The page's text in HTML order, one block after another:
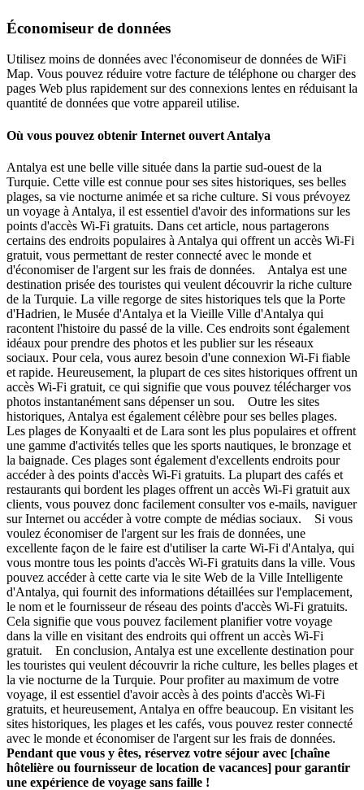
Économiseur de données
Utilisez moins de données avec l'économiseur de données de WiFi
Map. Vous pouvez réduire votre facture de téléphone ou charger des
pages Web plus rapidement sur des connexions lentes en réduisant la
quantité de données que votre appareil utilise.
Où vous pouvez obtenir Internet ouvert Antalya
Antalya est une belle ville située dans la partie sud-ouest de la
Turquie. Cette ville est connue pour ses sites historiques, ses belles
plages, sa vie nocturne animée et sa riche culture. Si vous prévoyez
un voyage à Antalya, il est essentiel d'avoir des informations sur les
points d'accès Wi-Fi gratuits. Dans cet article, nous partagerons
certains des endroits populaires à Antalya qui offrent un accès Wi-Fi
gratuit, vous permettant de rester connecté avec le monde et
d'économiser de l'argent sur les frais de données. Antalya est une
destination prisée des touristes qui veulent découvrir la riche culture
de la Turquie. La ville regorge de sites historiques tels que la Porte
d'Hadrien, le Musée d'Antalya et la Vieille Ville d'Antalya qui
racontent l'histoire du passé de la ville. Ces endroits sont également
idéaux pour prendre des photos et les publier sur les réseaux
sociaux. Pour cela, vous aurez besoin d'une connexion Wi-Fi fiable
et rapide. Heureusement, la plupart de ces sites historiques offrent un
accès Wi-Fi gratuit, ce qui signifie que vous pouvez télécharger vos
photos instantanément sans dépenser un sou. Outre les sites
historiques, Antalya est également célèbre pour ses belles plages.
Les plages de Konyaalti et de Lara sont les plus populaires et offrent
une gamme d'activités telles que les sports nautiques, le bronzage et
la baignade. Ces plages sont également d'excellents endroits pour
accéder à des points d'accès Wi-Fi gratuits. La plupart des cafés et
restaurants qui bordent les plages offrent un accès Wi-Fi gratuit aux
clients, vous pouvez donc facilement consulter vos e-mails, naviguer
sur Internet ou accéder à votre compte de médias sociaux. Si vous
voulez économiser de l'argent sur les frais de données, une
excellente façon de le faire est d'utiliser la carte Wi-Fi d'Antalya, qui
vous montre tous les points d'accès Wi-Fi gratuits dans la ville. Vous
pouvez accéder à cette carte via le site Web de la Ville Intelligente
d'Antalya, qui fournit des informations détaillées sur l'emplacement,
le nom et le fournisseur de réseau des points d'accès Wi-Fi gratuits.
Cela signifie que vous pouvez facilement planifier votre voyage
dans la ville en visitant des endroits qui offrent un accès Wi-Fi
gratuit. En conclusion, Antalya est une excellente destination pour
les touristes qui veulent découvrir la riche culture, les belles plages et
la vie nocturne de la Turquie. Pour profiter au maximum de votre
voyage, il est essentiel d'avoir accès à des points d'accès Wi-Fi
gratuits, et heureusement, Antalya en offre beaucoup. En visitant les
sites historiques, les plages et les cafés, vous pouvez rester connecté
avec le monde et économiser de l'argent sur les frais de données.
Pendant que vous y êtes, réservez votre séjour avec [chaîne
hôtelière ou fournisseur de location de vacances] pour garantir
une expérience de voyage sans faille !